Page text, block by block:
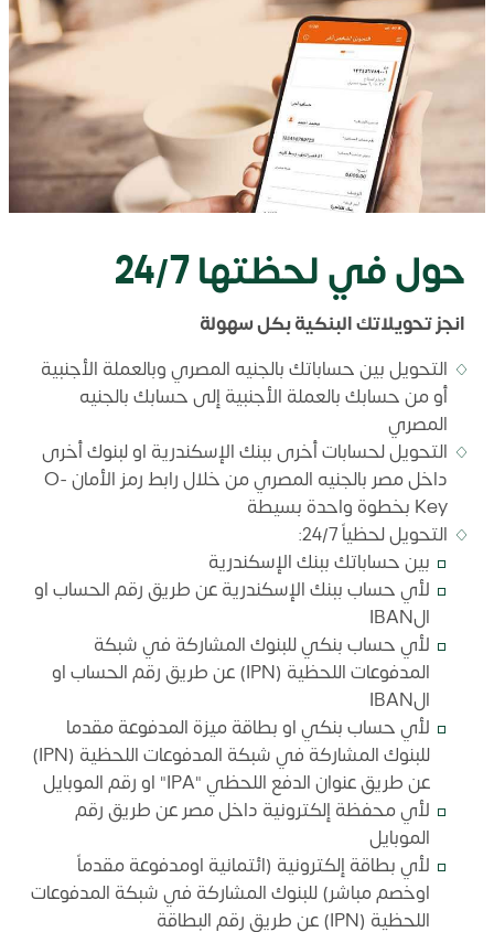
حول في لحظتها 24/7
انجز تحويلاتك البنكية بكل سهولة
التحويل بين حساباتك بالجنيه المصري وبالعملة الأجنبية
أو من حسابك بالعملة الأجنبية إلى حسابك بالجنيه
المصري
التحويل لحسابات أخرى ببنك الإسكندرية او لبنوك أخرى
داخل مصر بالجنيه المصري من خلال رابط رمز الأمان O-
Key بخطوة واحدة بسيطة
التحويل لحظياً 24/7:
بين حساباتك ببنك الإسكندرية
لأي حساب ببنك الإسكندرية عن طريق رقم الحساب او
الIBAN
لأي حساب بنكي للبنوك المشاركة في شبكة
المدفوعات اللحظية (IPN) عن طريق رقم الحساب او
الIBAN
لأي حساب بنكي او بطاقة ميزة المدفوعة مقدما
للبنوك المشاركة في شبكة المدفوعات اللحظية (IPN)
عن طريق عنوان الدفع اللحظي "IPA" او رقم الموبايل
لأي محفظة إلكترونية داخل مصر عن طريق رقم
الموبايل
لأي بطاقة إلكترونية (ائتمانية اومدفوعة مقدماً
اوخصم مباشر) للبنوك المشاركة في شبكة المدفوعات
اللحظية (IPN) عن طريق رقم البطاقة